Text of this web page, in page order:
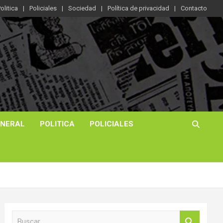
Policiales Sociedad Política de privacidad Contacto
POLITICA POLICIALES